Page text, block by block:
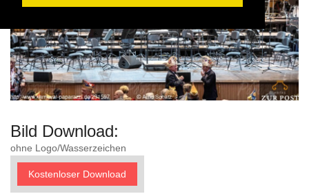
Bild Download:
ohne Logo/Wasserzeichen
Kostenloser Download